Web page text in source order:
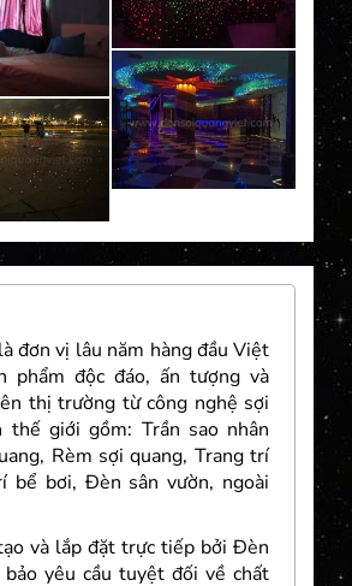
đơn vị lâu năm hàng đầu Việt
phẩm độc đáo, ấn tượng và
thị trường từ công nghệ sợi
giới gồm: Trần sao nhân
Rèm sợi quang, Trang trí
bể bơi, Đèn sân vườn, ngoài
và lắp đặt trực tiếp bởi Đèn
yêu cầu tuyệt đối về chất